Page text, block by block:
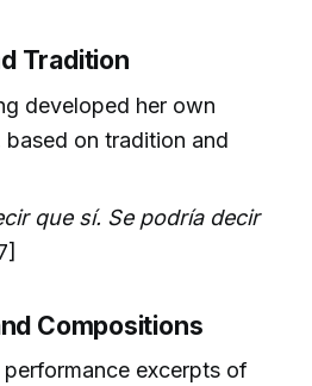
Tradition
developed her own
based on tradition and
que sí. Se podría decir
Compositions
excerpts of